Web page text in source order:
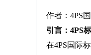
作者：4PS
引言：4PS
在4PS国际